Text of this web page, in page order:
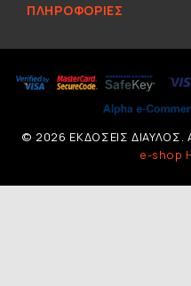
ΠΛΗΡΟΦΟΡΊΕΣ
© 2026 ΕΚΔΟΣΕΙΣ ΔΙΑΥΛΟΣ.
e-shop